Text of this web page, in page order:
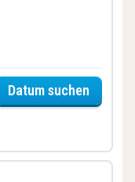
Datum suchen